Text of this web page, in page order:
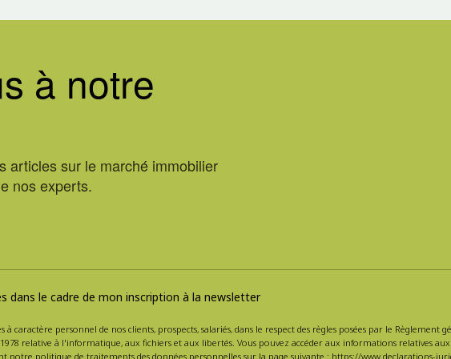
à notre
articles sur le marché immobilier
nos experts.
dans le cadre de mon inscription à la newsletter
à caractère personnel de nos clients, prospects, salariés, dans le respect des règles posées par le Règlement
relative à l'informatique, aux fichiers et aux libertés. Vous pouvez accéder aux informations relatives
notre politique de traitements des données personnelles sur la page suivante : https://www.declarations-